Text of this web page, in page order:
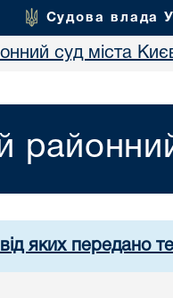
Судова влада
суд міста
від яких передано